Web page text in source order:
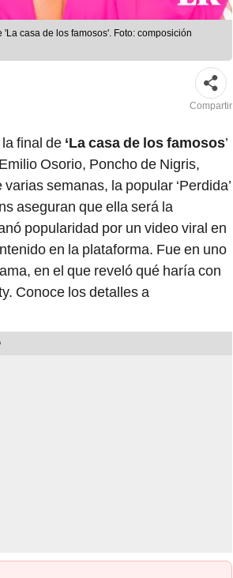
casa de los famosos'. Foto: composición
Compartir
final de ‘La casa de los famosos’
Osorio, Poncho de Nigris,
semanas, la popular ‘Perdida’
aseguran que ella será la
popularidad por un video viral en
en la plataforma. Fue en uno
en el que reveló qué haría con
Conoce los detalles a